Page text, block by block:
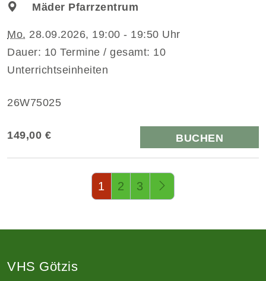
Mäder Pfarrzentrum
Mo. 28.09.2026, 19:00 - 19:50 Uhr
Dauer: 10 Termine / gesamt: 10
Unterrichtseinheiten
26W75025
149,00 € BUCHEN
1 2 3
VHS Götzis